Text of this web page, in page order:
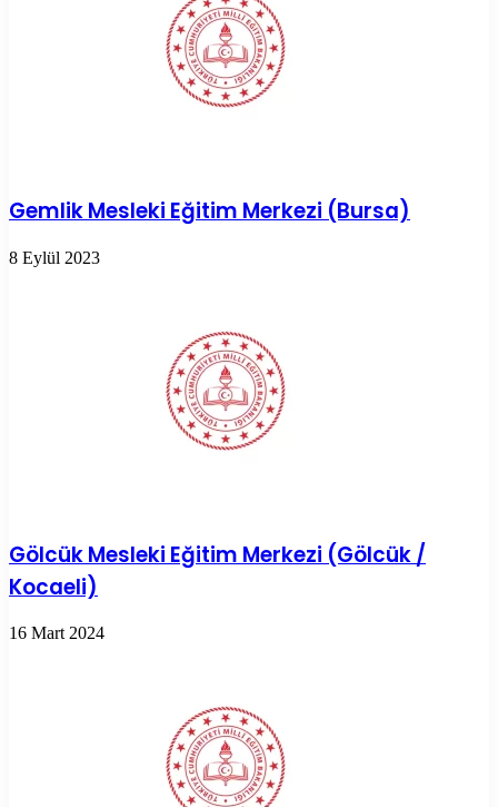
Gemlik Mesleki Eğitim Merkezi (Bursa)
8 Eylül 2023
Gölcük Mesleki Eğitim Merkezi (Gölcük /
Kocaeli)
16 Mart 2024